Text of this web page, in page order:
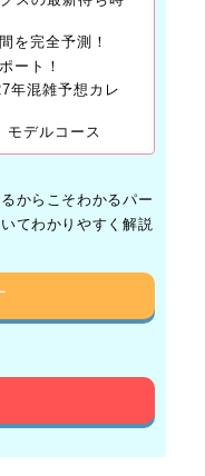
を完全予測！
ート！
年混雑予想カレ
モデルコース
からこそわかるパー
てわかりやすく解説